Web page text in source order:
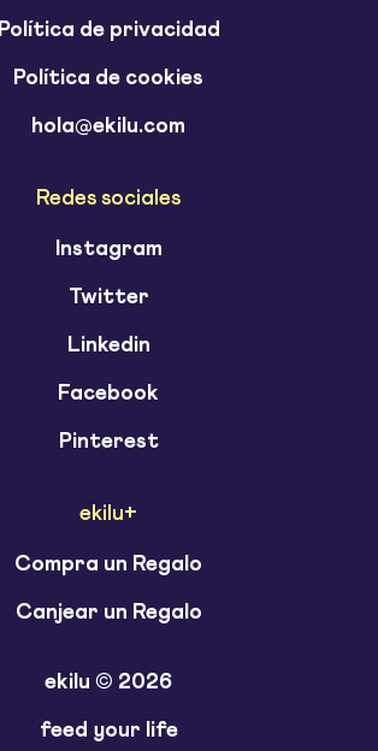
Política de privacidad
Política de cookies
hola@ekilu.com
Redes sociales
Instagram
Twitter
Linkedin
Facebook
Pinterest
ekilu+
Compra un Regalo
Canjear un Regalo
ekilu © 2026
feed your life